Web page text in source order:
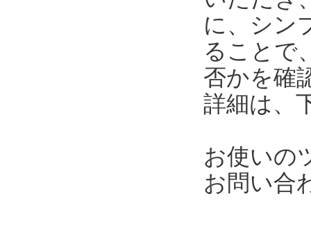
に、シン
ることで
否かを確
詳細は、
お使いの
お問い合